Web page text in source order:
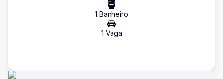
1 Banheiro
1 Vaga